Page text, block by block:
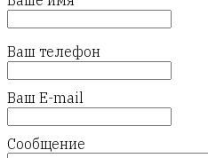
Ваш телефон
Ваш E-mail
Сообщение